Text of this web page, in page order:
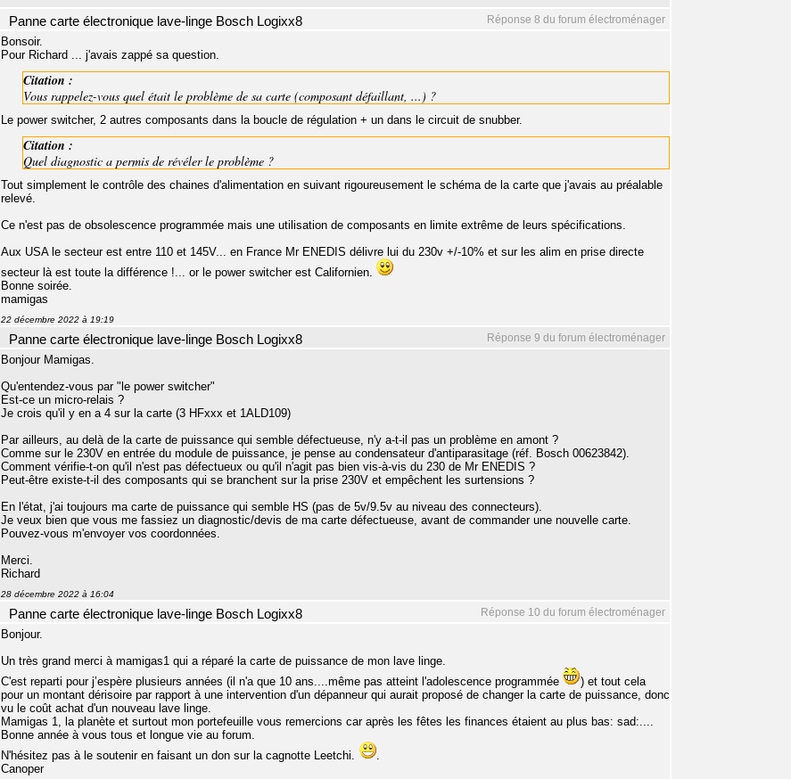
Réponse 8 du forum électroménager
Panne carte électronique lave-linge Bosch Logixx8
Bonsoir.
Pour Richard ... j'avais zappé sa question.
Citation :
Vous rappelez-vous quel était le problème de sa carte (composant défaillant, ...) ?
Le power switcher, 2 autres composants dans la boucle de régulation + un dans le circuit de snubber.
Citation :
Quel diagnostic a permis de révéler le problème ?
Tout simplement le contrôle des chaines d'alimentation en suivant rigoureusement le schéma de la carte que j'avais au préalable
relevé.
Ce n'est pas de obsolescence programmée mais une utilisation de composants en limite extrême de leurs spécifications.
Aux USA le secteur est entre 110 et 145V... en France Mr ENEDIS délivre lui du 230v +/-10% et sur les alim en prise directe
secteur là est toute la différence !... or le power switcher est Californien.
Bonne soirée.
mamigas
22 décembre 2022 à 19:19
Réponse 9 du forum électroménager
Panne carte électronique lave-linge Bosch Logixx8
Bonjour Mamigas.
Qu'entendez-vous par "le power switcher"
Est-ce un micro-relais ?
Je crois qu'il y en a 4 sur la carte (3 HFxxx et 1ALD109)
Par ailleurs, au delà de la carte de puissance qui semble défectueuse, n'y a-t-il pas un problème en amont ?
Comme sur le 230V en entrée du module de puissance, je pense au condensateur d'antiparasitage (réf. Bosch 00623842).
Comment vérifie-t-on qu'il n'est pas défectueux ou qu'il n'agit pas bien vis-à-vis du 230 de Mr ENEDIS ?
Peut-être existe-t-il des composants qui se branchent sur la prise 230V et empêchent les surtensions ?
En l'état, j'ai toujours ma carte de puissance qui semble HS (pas de 5v/9.5v au niveau des connecteurs).
Je veux bien que vous me fassiez un diagnostic/devis de ma carte défectueuse, avant de commander une nouvelle carte.
Pouvez-vous m'envoyer vos coordonnées.
Merci.
Richard
28 décembre 2022 à 16:04
Réponse 10 du forum électroménager
Panne carte électronique lave-linge Bosch Logixx8
Bonjour.
Un très grand merci à mamigas1 qui a réparé la carte de puissance de mon lave linge.
C'est reparti pour j’espère plusieurs années (il n'a que 10 ans....même pas atteint l'adolescence programmée
) et tout cela
pour un montant dérisoire par rapport à une intervention d'un dépanneur qui aurait proposé de changer la carte de puissance, donc
vu le coût achat d'un nouveau lave linge.
Mamigas 1, la planète et surtout mon portefeuille vous remercions car après les fêtes les finances étaient au plus bas: sad:....
Bonne année à vous tous et longue vie au forum.
N'hésitez pas à le soutenir en faisant un don sur la cagnotte Leetchi.
.
Canoper